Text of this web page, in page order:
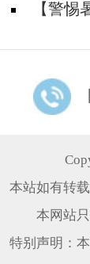
会诊，速
日，北京
【警惕
本站如有转
本网站
特别声明：